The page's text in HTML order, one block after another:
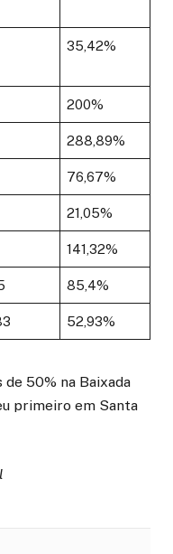
35,42%
200%
288,89%
76,67%
21,05%
141,32%
85,4%
52,93%
50% na Baixada
primeiro em Santa